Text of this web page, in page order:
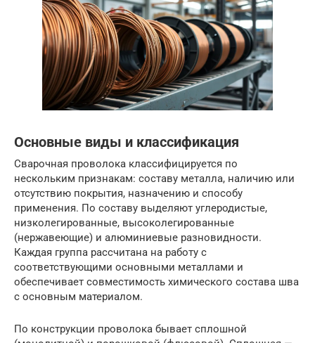
Основные виды и классификация
Сварочная проволока классифицируется по
нескольким признакам: составу металла, наличию или
отсутствию покрытия, назначению и способу
применения. По составу выделяют углеродистые,
низколегированные, высоколегированные
(нержавеющие) и алюминиевые разновидности.
Каждая группа рассчитана на работу с
соответствующими основными металлами и
обеспечивает совместимость химического состава шва
с основным материалом.
По конструкции проволока бывает сплошной